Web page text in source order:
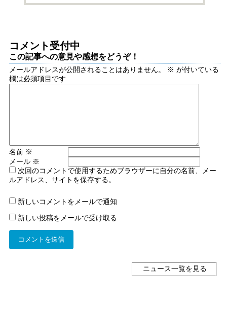
コメント受付中
この記事への意見や感想をどうぞ！
メールアドレスが公開されることはありません。 ※ が付いている
欄は必須項目です
名前 ※
メール ※
次回のコメントで使用するためブラウザーに自分の名前、メー
ルアドレス、サイトを保存する。
新しいコメントをメールで通知
新しい投稿をメールで受け取る
ニュース一覧を見る